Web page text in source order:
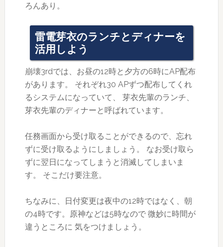
ろんあり。
雷電芽衣のランチとディナーを
活用しよう
崩壊3rdでは、お昼の12時と夕方の6時にAP配布
があります。 それぞれ30 APずつ配布してくれ
るシステムになっていて、 芽衣先輩のランチ、
芽衣先輩のディナーと呼ばれています。
任務画面から受け取ることができるので、忘れ
ずに受け取るようにしましょう。 なお受け取ら
ずに翌日になってしまうと消滅してしまいま
す。 そこだけ要注意。
ちなみに、日付変更は夜中の12時ではなく、朝
の4時です。原神などは5時なので 微妙に時間が
違うところに 気をつけましょう。